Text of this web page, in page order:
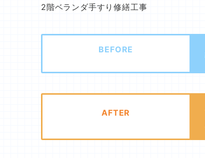
2階ベランダ手すり修繕工事
BEFORE
AFTER